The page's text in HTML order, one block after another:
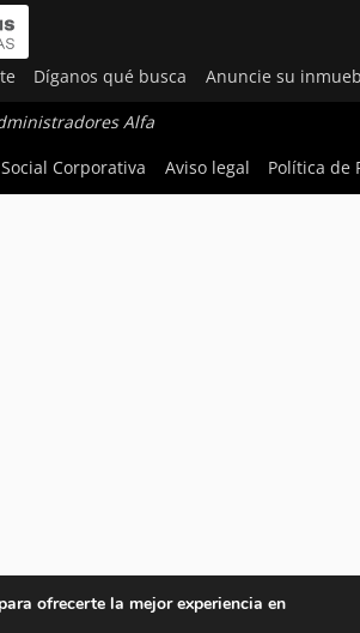
Díganos qué busca Anuncie su
Alfa
Corporativa
Aviso legal Política de
ofrecerte la mejor experiencia en